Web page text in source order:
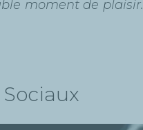
moment de plaisir.